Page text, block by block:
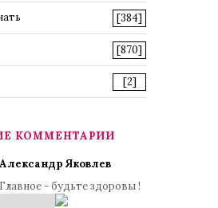
[384]
[870]
[2]
КОММЕНТАРИИ
Александр Яковлев
Главное - будьте здоровы !